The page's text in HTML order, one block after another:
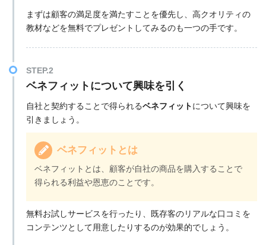
まずは顧客の満足度を満たすことを優先し、高クオリティの
教材などを無料でプレゼントしてみるのも一つの手です。
STEP.2
ベネフィットについて興味を引く
自社と契約することで得られるベネフィットについて興味を
引きましょう。
ベネフィットとは
ベネフィットとは、顧客が自社の商品を購入することで
得られる利益や恩恵のことです。
無料お試しサービスを行ったり、既存客のリアルな口コミを
コンテンツとして用意したりするのが効果的でしょう。